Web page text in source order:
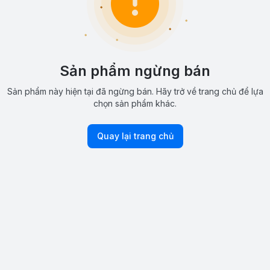
Sản phẩm ngừng bán
Sản phẩm này hiện tại đã ngừng bán. Hãy trở về trang chủ để lựa
chọn sản phẩm khác.
Quay lại trang chủ